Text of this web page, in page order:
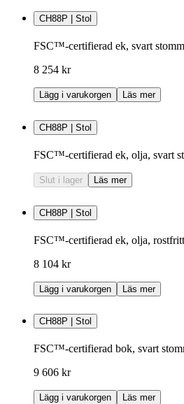
CH88P | Stol
FSC™-certifierad ek, svart
8 254 kr
Lägg i varukorgen Läs mer
CH88P | Stol
FSC™-certifierad ek, olja, svart
Slut i lager Läs mer
CH88P | Stol
FSC™-certifierad ek, olja,
8 104 kr
Lägg i varukorgen Läs mer
CH88P | Stol
FSC™-certifierad bok, svart
9 606 kr
Lägg i varukorgen Läs mer